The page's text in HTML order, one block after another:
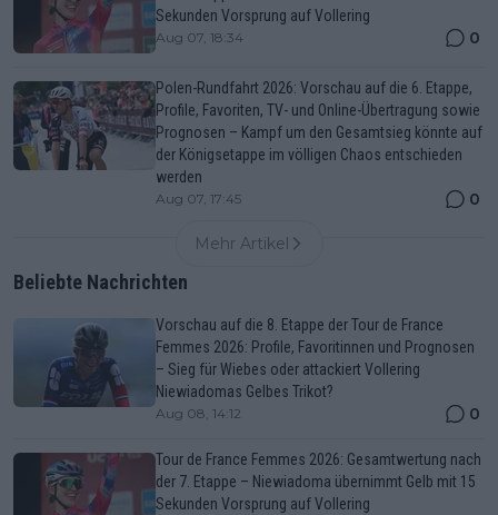
Sekunden Vorsprung auf Vollering
Aug 07, 18:34 0
Polen-Rundfahrt 2026: Vorschau auf die 6. Etappe,
Profile, Favoriten, TV- und Online-Übertragung sowie
Prognosen – Kampf um den Gesamtsieg könnte auf
der Königsetappe im völligen Chaos entschieden
werden
Aug 07, 17:45 0
Mehr Artikel
Beliebte Nachrichten
Vorschau auf die 8. Etappe der Tour de France
Femmes 2026: Profile, Favoritinnen und Prognosen
– Sieg für Wiebes oder attackiert Vollering
Niewiadomas Gelbes Trikot?
Aug 08, 14:12 0
Tour de France Femmes 2026: Gesamtwertung nach
der 7. Etappe – Niewiadoma übernimmt Gelb mit 15
Sekunden Vorsprung auf Vollering